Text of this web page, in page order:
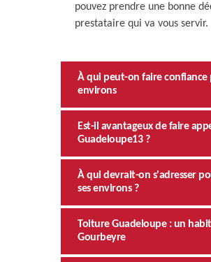
pouvez prendre une bonne
prestataire qui va vous servir.
À qui peut-on faire confiance
environs
Est-il avantageux de faire
Guadeloupe13 ?
À qui devrait-on s'adresser
ses environs ?
Toiture Guadeloupe : un
Gourbeyre